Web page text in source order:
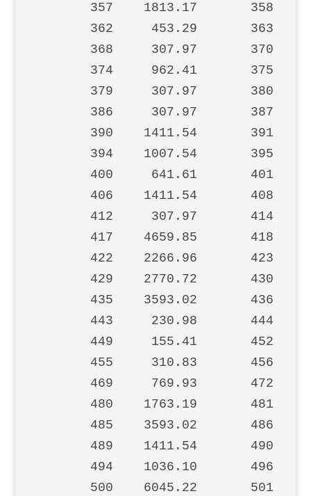
357    1813.17       358
362     453.29       363
368     307.97       370
374     962.41       375
379     307.97       380
386     307.97       387
390    1411.54       391
394    1007.54       395
400     641.61       401
406    1411.54       408
412     307.97       414
417    4659.85       418
422    2266.96       423
429    2770.72       430
435    3593.02       436
443     230.98       444
449     155.41       452
455     310.83       456
469     769.93       472
480    1763.19       481
485    3593.02       486
489    1411.54       490
494    1036.10       496
500    6045.22       501